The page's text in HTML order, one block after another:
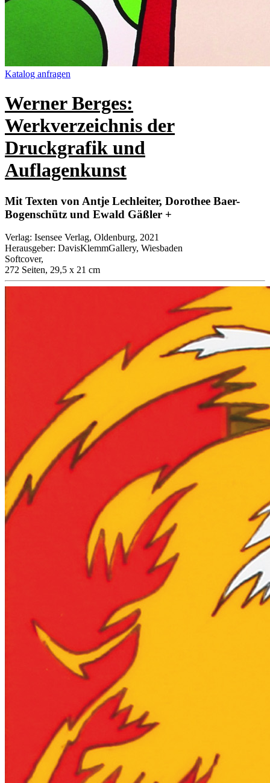
Katalog anfragen
Werner Berges:
Werkverzeichnis der
Druckgrafik und
Auflagenkunst
Mit Texten von Antje Lechleiter, Dorothee Baer-
Bogenschütz und Ewald Gäßler +
Verlag: Isensee Verlag, Oldenburg, 2021
Herausgeber: DavisKlemmGallery, Wiesbaden
Softcover,
272 Seiten, 29,5 x 21 cm